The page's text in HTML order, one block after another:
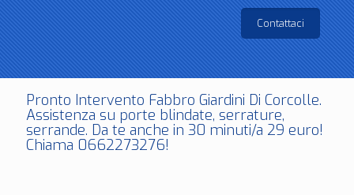
Contattaci
Pronto Intervento Fabbro Giardini Di Corcolle.
Assistenza su porte blindate, serrature,
serrande. Da te anche in 30 minuti/a 29 euro!
Chiama 0662273276!